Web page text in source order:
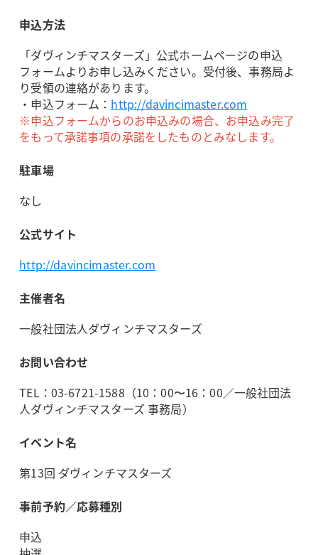
申込方法
「ダヴィンチマスターズ」公式ホームページの申込
フォームよりお申し込みください。受付後、事務局よ
り受領の連絡があります。
・申込フォーム： http://davincimaster.com
※申込フォームからのお申込みの場合、お申込み完了
をもって承諾事項の承諾をしたものとみなします。
駐車場
なし
公式サイト
http://davincimaster.com
主催者名
一般社団法人ダヴィンチマスターズ
お問い合わせ
TEL：03-6721-1588（10：00〜16：00／一般社団法
人ダヴィンチマスターズ 事務局）
イベント名
第13回 ダヴィンチマスターズ
事前予約／応募種別
申込